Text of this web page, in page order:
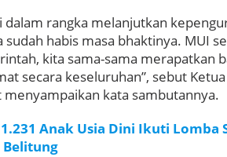
dalam rangka melanjutkan
sudah habis masa bhaktinya. MUI
kita sama-sama merapatkan
secara keseluruhan”, sebut
menyampaikan kata sambutannya.
1.231 Anak Usia Dini Ikuti Lomba
Belitung